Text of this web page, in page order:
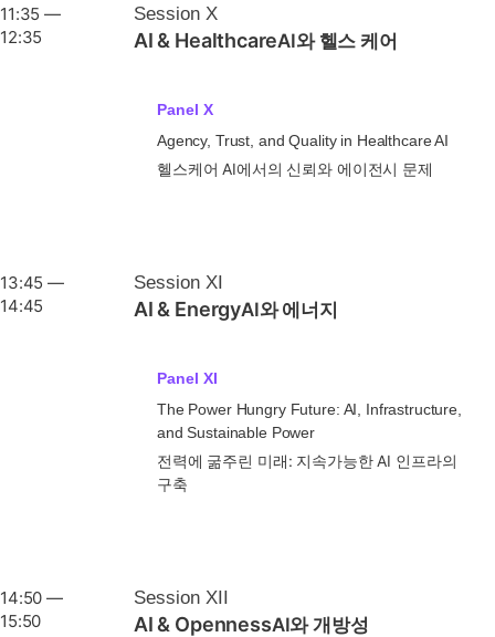
11:35 —
12:35
Session X
AI & HealthcareAI와 헬스 케어
Panel X
Agency, Trust, and Quality in Healthcare AI
헬스케어 AI에서의 신뢰와 에이전시 문제
13:45 —
14:45
Session XI
AI & EnergyAI와 에너지
Panel XI
The Power Hungry Future: AI, Infrastructure,
and Sustainable Power
전력에 굶주린 미래: 지속가능한 AI 인프라의
구축
14:50 —
15:50
Session XII
AI & OpennessAI와 개방성